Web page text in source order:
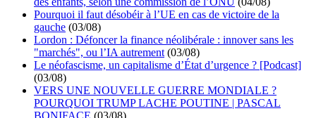
Pourquoi il faut désobéir à l’UE en cas de victoire de la
gauche (03/08)
Lordon : Défoncer la finance néolibérale : innover sans les
"marchés", ou l’IA autrement (03/08)
Le néofascisme, un capitalisme d’État d’urgence ? [Podcast]
(03/08)
VERS UNE NOUVELLE GUERRE MONDIALE ?
POURQUOI TRUMP LACHE POUTINE | PASCAL
BONIFACE (03/08)